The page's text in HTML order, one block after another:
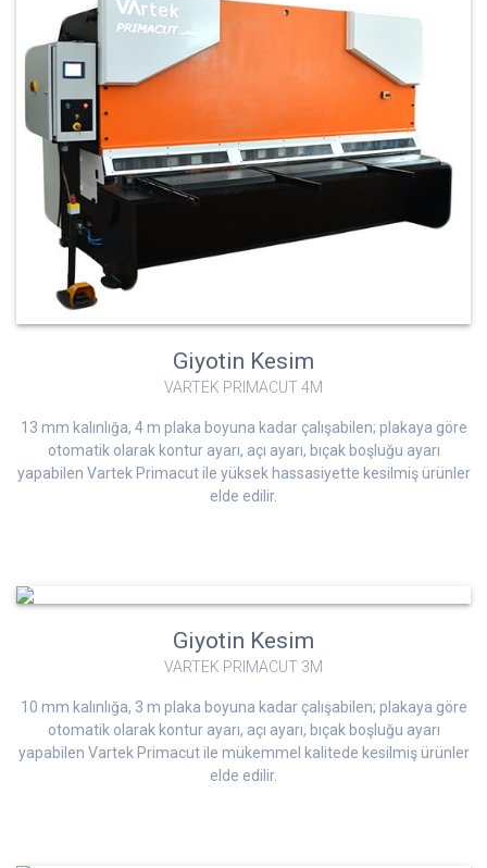
Giyotin Kesim
VARTEK PRIMACUT 4M
13 mm kalınlığa, 4 m plaka boyuna kadar çalışabilen; plakaya göre
otomatik olarak kontur ayarı, açı ayarı, bıçak boşluğu ayarı
yapabilen Vartek Primacut ile yüksek hassasiyette kesilmiş ürünler
elde edilir.
Giyotin Kesim
VARTEK PRIMACUT 3M
10 mm kalınlığa, 3 m plaka boyuna kadar çalışabilen; plakaya göre
otomatik olarak kontur ayarı, açı ayarı, bıçak boşluğu ayarı
yapabilen Vartek Primacut ile mükemmel kalitede kesilmiş ürünler
elde edilir.